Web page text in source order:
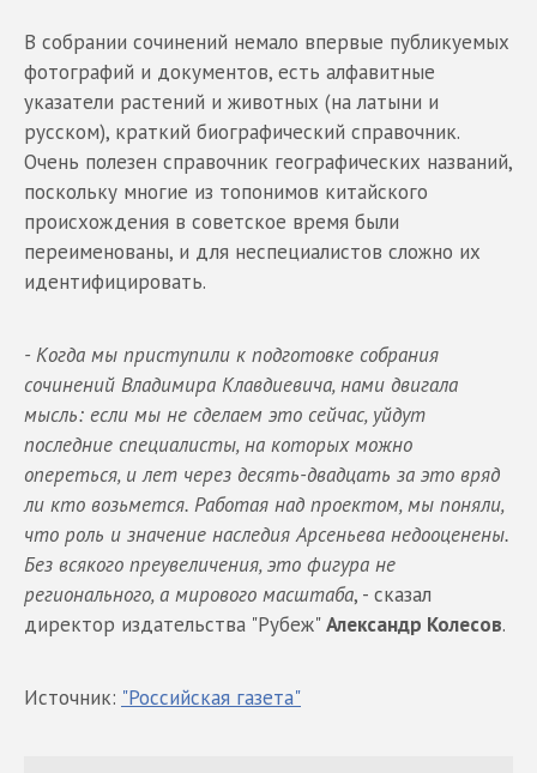
В собрании сочинений немало впервые публикуемых
фотографий и документов, есть алфавитные
указатели растений и животных (на латыни и
русском), краткий биографический справочник.
Очень полезен справочник географических названий,
поскольку многие из топонимов китайского
происхождения в советское время были
переименованы, и для неспециалистов сложно их
идентифицировать.
- Когда мы приступили к подготовке собрания
сочинений Владимира Клавдиевича, нами двигала
мысль: если мы не сделаем это сейчас, уйдут
последние специалисты, на которых можно
опереться, и лет через десять-двадцать за это вряд
ли кто возьмется. Работая над проектом, мы поняли,
что роль и значение наследия Арсеньева недооценены.
Без всякого преувеличения, это фигура не
регионального, а мирового масштаба, - сказал
директор издательства "Рубеж"Александр Колесов.
Источник: "Российская газета"